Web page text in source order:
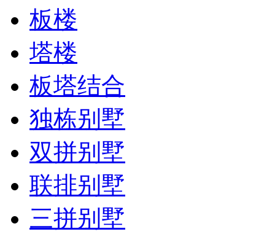
板楼
塔楼
板塔结合
独栋别墅
双拼别墅
联排别墅
三拼别墅